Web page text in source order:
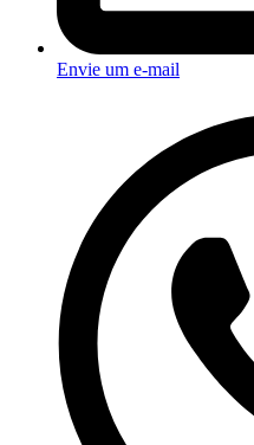
Envie um e-mail